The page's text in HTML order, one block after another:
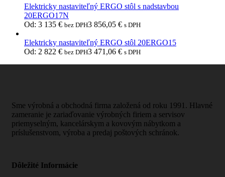
Elektricky nastaviteľný ERGO stôl s nadstavbou
20ERGO17N
Od: 3 135 € bez DPH3 856,05 € s DPH
Elektricky nastaviteľný ERGO stôl 20ERGO15
Od: 2 822 € bez DPH3 471,06 € s DPH
Sme výrobná a obchodná firma založená od roku 1991. Hlavné
zameranie je zariaďovanie výrobných firiem a servisov
priemyselným, kancelárskym a kovovým nábytkom a
príslušenstvom, výroba a predaj poštových schránok.
Dôležité Informácie